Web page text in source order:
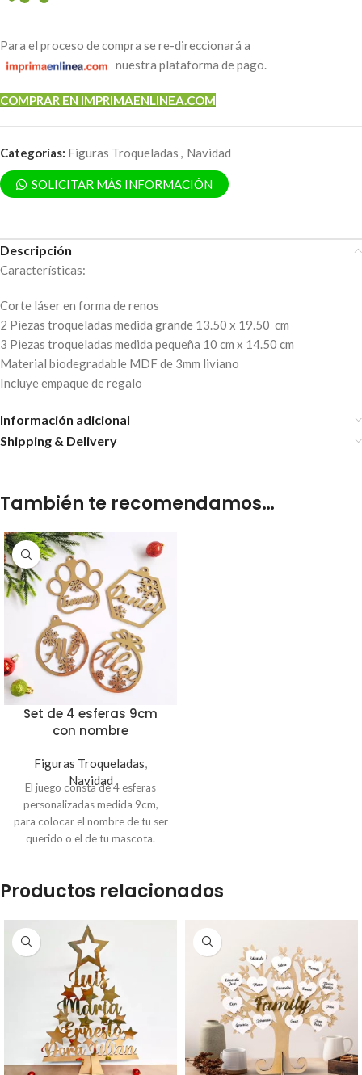
Para el proceso de compra se re-direccionará a
nuestra plataforma de pago.
COMPRAR EN IMPRIMAENLINEA.COM
Categorías: Figuras Troqueladas , Navidad
SOLICITAR MÁS INFORMACIÓN
Descripción
Características:
Corte láser en forma de renos
2 Piezas troqueladas medida grande 13.50 x 19.50 cm
3 Piezas troqueladas medida pequeña 10 cm x 14.50 cm
Material biodegradable MDF de 3mm liviano
Incluye empaque de regalo
Información adicional
Shipping & Delivery
También te recomendamos…
Set de 4 esferas 9cm
con nombre
Figuras Troqueladas,
Navidad
El juego consta de 4 esferas
personalizadas medida 9cm,
para colocar el nombre de tu ser
querido o el de tu mascota.
biodegradable.
Productos relacionados